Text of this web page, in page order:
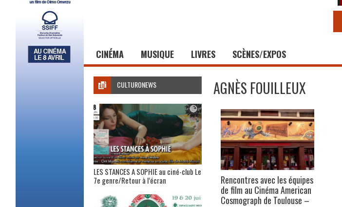
CINÉMA MUSIQUE LIVRES SCÈNES/EXPOS
AGNÈS FOUILLEUX
Rencontres avec les équipes
de film au Cinéma American
Cosmograph de Toulouse –
CULTURONEWS
LES STANCES A SOPHIE au ciné-club Le
7e genre/Retour à l’écran